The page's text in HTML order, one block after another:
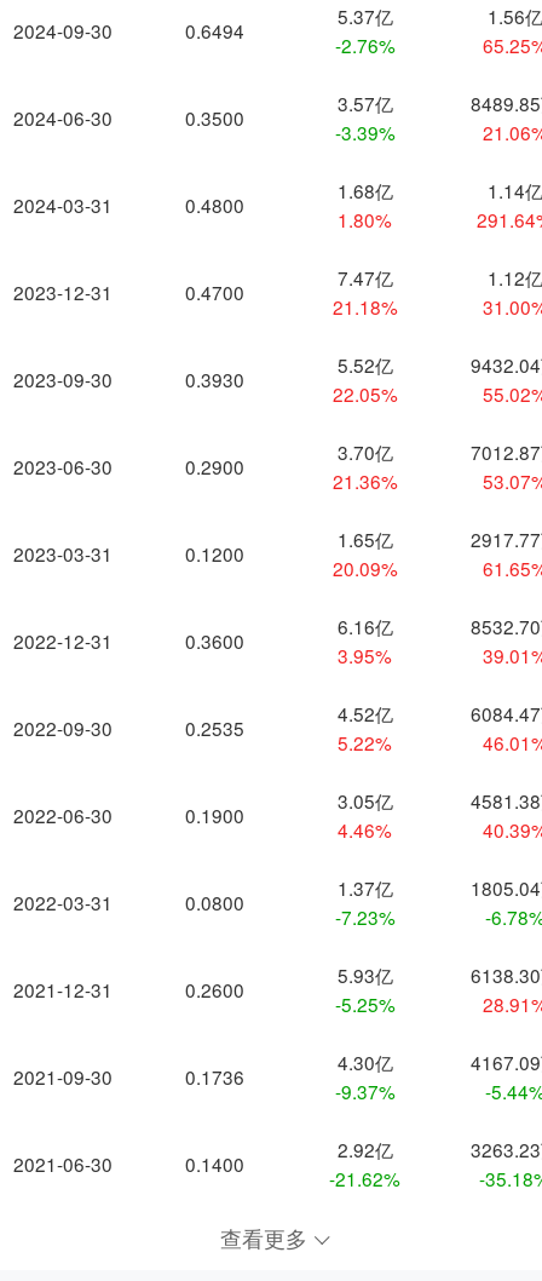
2024-09-30
2024-06-30
2024-03-31
2023-12-31
2023-09-30
2023-06-30
2023-03-31
2022-12-31
2022-09-30
2022-06-30
2022-03-31
2021-12-31
2021-09-30
2021-06-30
0.6494
5.37亿
-2.76%
1.56亿
0.3500
3.57亿
-3.39%
0.4800
1.68亿
1.80%
1.14亿
0.4700
7.47亿
21.18%
1.12亿
0.3930
5.52亿
22.05%
0.2900
3.70亿
21.36%
0.1200
1.65亿
20.09%
0.3600
6.16亿
3.95%
0.2535
4.52亿
5.22%
0.1900
3.05亿
4.46%
0.0800
1.37亿
-7.23%
-
0.2600
5.93亿
-5.25%
0.1736
4.30亿
-9.37%
-
0.1400
2.92亿
-21.62%
-
查看更多